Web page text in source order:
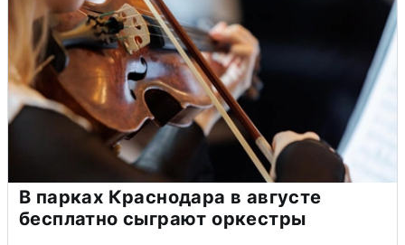
В парках Краснодара в августе
бесплатно сыграют оркестры